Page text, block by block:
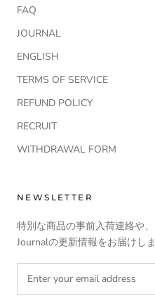
FAQ
JOURNAL
ENGLISH
TERMS OF SERVICE
REFUND POLICY
RECRUIT
WITHDRAWAL FORM
NEWSLETTER
特別な商品の事前入荷連絡や、
Journalの更新情報をお届けしま